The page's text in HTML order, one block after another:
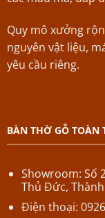
Quy mô xưởng
nguyên vật liệu,
yêu cầu riêng.
BÀN THỜ GỖ TOÀN
Showroom: Số
Thủ Đức,
Điện thoại: